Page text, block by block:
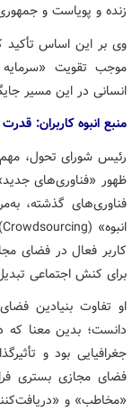
زنده و پویاست و
وی بر این اساس تأکید
موجب تقویت
انسانی در این مسیر
منبع انبوه کاربران:
رئیس شورای تحول،
ظهور «فناوری‌های
فناوری‌های گذشته،
کاربر فعال در فضای
برای کنش اجتماعی
او تفاوت بنیادین
دانست؛ بدین معنا
جغرافیایی بود و
فضای مجازی بستری
«مخاطب» و